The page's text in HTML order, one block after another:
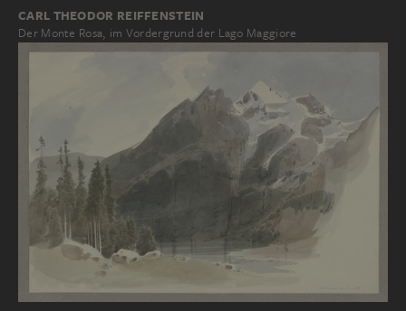
CARL THEODOR REIFFENSTEIN
Der Monte Rosa, im Vordergrund der Lago Maggiore